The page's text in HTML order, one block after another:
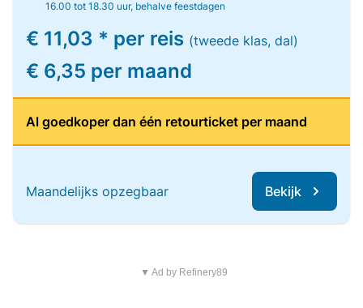
16.00 tot 18.30 uur, behalve feestdagen
€ 11,03 * per reis (tweede klas, dal)
€ 6,35 per maand
Al goedkoper dan één retourticket per maand
Maandelijks opzegbaar Bekijk
▼ Ad by Refinery89